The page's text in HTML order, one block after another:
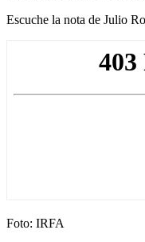
Escuche la nota de Julio
Foto: IRFA